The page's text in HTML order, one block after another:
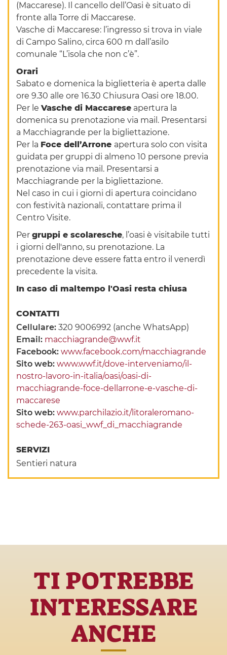
(Maccarese). Il cancello dell’Oasi è situato di
fronte alla Torre di Maccarese.
Vasche di Maccarese: l’ingresso si trova in viale
di Campo Salino, circa 600 m dall’asilo
comunale “L’isola che non c’è”.
Orari
Sabato e domenica la biglietteria è aperta dalle
ore 9.30 alle ore 16.30 Chiusura Oasi ore 18.00.
Per leVasche di Maccarese apertura la
domenica su prenotazione via mail. Presentarsi
a Macchiagrande per la bigliettazione.
Per la Foce dell’Arrone apertura solo con visita
guidata per gruppi di almeno 10 persone previa
prenotazione via mail. Presentarsi a
Macchiagrande per la bigliettazione.
Nel caso in cui i giorni di apertura coincidano
con festività nazionali, contattare prima il
Centro Visite.
Pergruppi e scolaresche, l’oasi è visitabile tutti
i giorni dell'anno, su prenotazione. La
prenotazione deve essere fatta entro il venerdì
precedente la visita.
In caso di maltempo l'Oasi resta chiusa
CONTATTI
Cellulare:320 9006992 (anche WhatsApp)
Email: macchiagrande@wwf.it
Facebook:www.facebook.com/macchiagrande
Sito web:www.wwf.it/dove-interveniamo/il-
nostro-lavoro-in-italia/oasi/oasi-di-
macchiagrande-foce-dellarrone-e-vasche-di-
maccarese
Sito web:www.parchilazio.it/litoraleromano-
schede-263-oasi_wwf_di_macchiagrande
SERVIZI
Sentieri natura
TI POTREBBE
INTERESSARE
ANCHE